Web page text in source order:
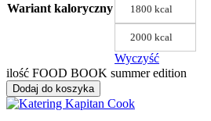
Wariant kaloryczny 1800 kcal
2000 kcal
Wyczyść
ilość FOOD BOOK summer edition
Dodaj do koszyka